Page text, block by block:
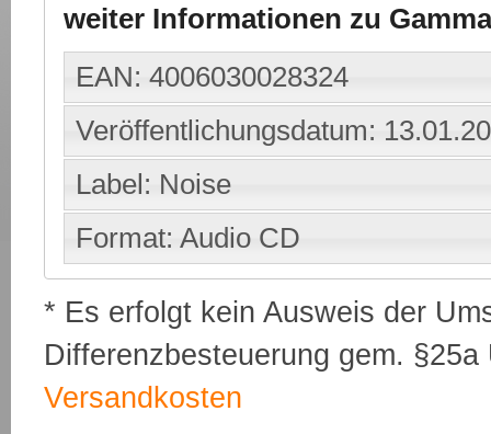
weiter Informationen zu
EAN: 4006030028324
Veröffentlichungsdatum:
Label: Noise
Format: Audio CD
* Es erfolgt kein Ausweis der
Differenzbesteuerung gem.
Versandkosten